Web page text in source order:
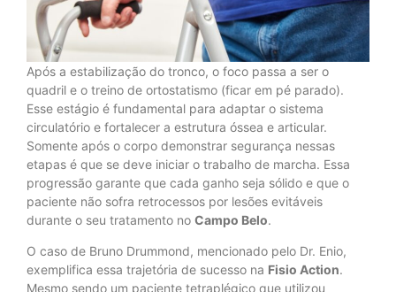
Após a estabilização do tronco, o foco passa a ser o
quadril e o treino de ortostatismo (ficar em pé parado).
Esse estágio é fundamental para adaptar o sistema
circulatório e fortalecer a estrutura óssea e articular.
Somente após o corpo demonstrar segurança nessas
etapas é que se deve iniciar o trabalho de marcha. Essa
progressão garante que cada ganho seja sólido e que o
paciente não sofra retrocessos por lesões evitáveis
durante o seu tratamento no Campo Belo.
O caso de Bruno Drummond, mencionado pelo Dr. Enio,
exemplifica essa trajetória de sucesso na Fisio Action.
Mesmo sendo um paciente tetraplégico que utilizou